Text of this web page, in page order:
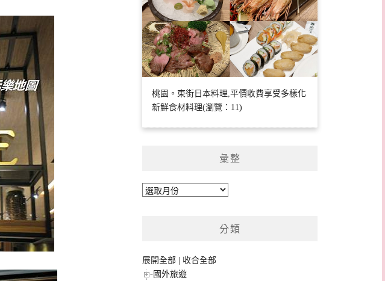
桃園。東街日本料理,平價收費享受多樣化
新鮮食材料理(瀏覽：11)
彙整
彙
分類
展開全部
收合全部
國外旅遊